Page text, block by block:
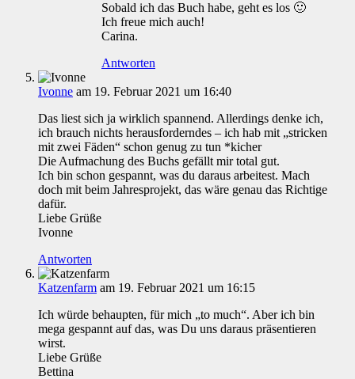
Sobald ich das Buch habe, geht es los 🙂
Ich freue mich auch!
Carina.
Antworten
Ivonne am 19. Februar 2021 um 16:40
Das liest sich ja wirklich spannend. Allerdings denke ich,
ich brauch nichts herausforderndes – ich hab mit „stricken
mit zwei Fäden“ schon genug zu tun *kicher
Die Aufmachung des Buchs gefällt mir total gut.
Ich bin schon gespannt, was du daraus arbeitest. Mach
doch mit beim Jahresprojekt, das wäre genau das Richtige
dafür.
Liebe Grüße
Ivonne
Antworten
Katzenfarm am 19. Februar 2021 um 16:15
Ich würde behaupten, für mich „to much“. Aber ich bin
mega gespannt auf das, was Du uns daraus präsentieren
wirst.
Liebe Grüße
Bettina